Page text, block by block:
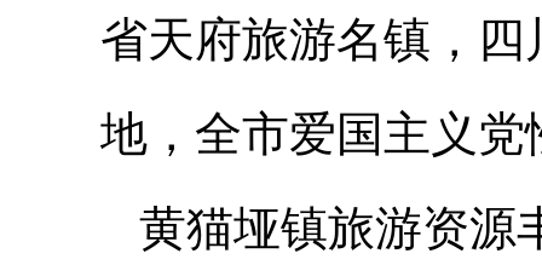
省天府旅游名镇，
地，全市爱国主义
黄猫垭镇旅游资源